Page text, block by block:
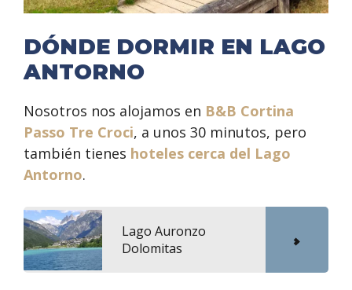
DÓNDE DORMIR EN LAGO
ANTORNO
Nosotros nos alojamos en B&B Cortina
Passo Tre Croci, a unos 30 minutos, pero
también tienes hoteles cerca del Lago
Antorno.
Lago Auronzo
Dolomitas